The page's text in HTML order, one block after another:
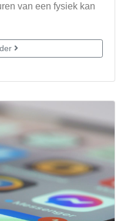
van een fysiek kan